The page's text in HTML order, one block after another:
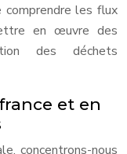
comprendre les flux
en œuvre des
des déchets
et en
concentrons-nous